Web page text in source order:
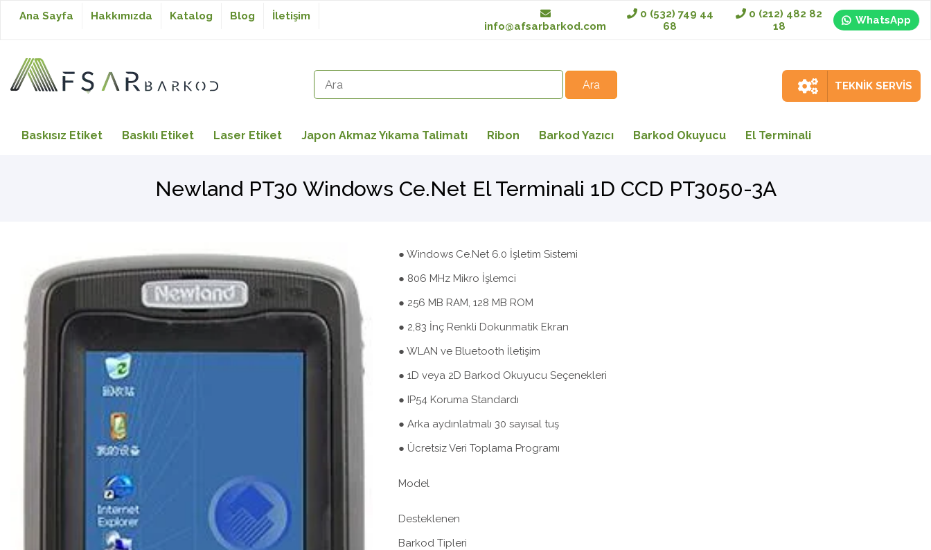
Baskısız Etiket
Japon Akmaz Yıkama
Talimatı
Ribon
Ana Sayfa Hakkımızda Katalog Blog
İletişim
info@afsarbarkod.com
0 (532) 749 44
68
0 (212) 482 82
18
WhatsApp
TEKNİK SERVİS
Baskısız Etiket Baskılı Etiket Laser Etiket Japon Akmaz Yıkama Talimatı Ribon Barkod Yazıcı Barkod Okuyucu El Terminali
Newland PT30 Windows Ce.Net El Terminali 1D CCD PT3050-3A
● Windows Ce.Net 6.0 İşletim Sistemi
● 806 MHz Mikro İşlemci
● 256 MB RAM, 128 MB ROM
● 2,83 İnç Renkli Dokunmatik Ekran
● WLAN ve Bluetooth İletişim
● 1D veya 2D Barkod Okuyucu Seçenekleri
● IP54 Koruma Standardı
● Arka aydınlatmalı 30 sayısal tuş
● Ücretsiz Veri Toplama Programı
Model
Desteklenen
Barkod Tipleri